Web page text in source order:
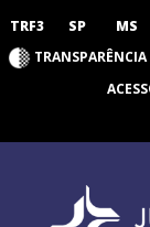
TRF3 SP MS